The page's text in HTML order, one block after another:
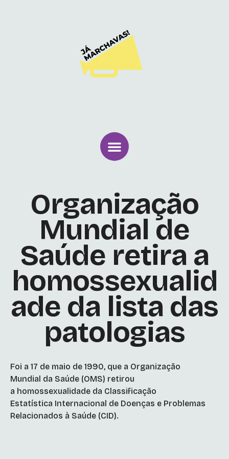
Organização
Mundial de
Saúde retira a
homossexualid
ade da lista das
patologias
Foi a 17 de maio de 1990, que a Organização
Mundial da Saúde (OMS) retirou
a homossexualidade da Classificação
Estatística Internacional de Doenças e Problemas
Relacionados à Saúde (CID).